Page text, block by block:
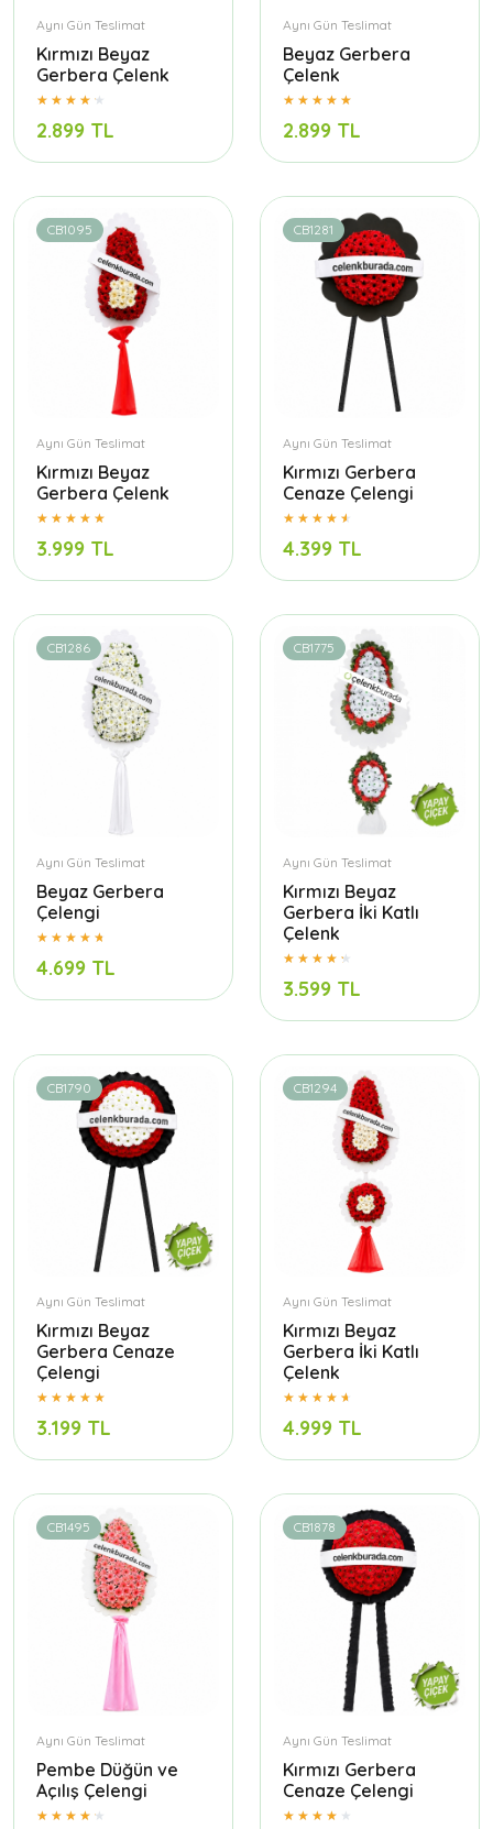
Aynı Gün Teslimat
Kırmızı Beyaz
Gerbera Çelenk
2.899 TL
Aynı Gün Teslimat
Beyaz Gerbera
Çelenk
2.899 TL
CB1095
Aynı Gün Teslimat
Kırmızı Beyaz
Gerbera Çelenk
3.999 TL
CB1281
Aynı Gün Teslimat
Kırmızı Gerbera
Cenaze Çelengi
4.399 TL
CB1286
Aynı Gün Teslimat
Beyaz Gerbera
Çelengi
4.699 TL
CB1775
Aynı Gün Teslimat
Kırmızı Beyaz
Gerbera İki Katlı
Çelenk
3.599 TL
CB1790
Aynı Gün Teslimat
Kırmızı Beyaz
Gerbera Cenaze
Çelengi
3.199 TL
CB1294
Aynı Gün Teslimat
Kırmızı Beyaz
Gerbera İki Katlı
Çelenk
4.999 TL
CB1495
Aynı Gün Teslimat
Pembe Düğün ve
Açılış Çelengi
CB1878
Aynı Gün Teslimat
Kırmızı Gerbera
Cenaze Çelengi